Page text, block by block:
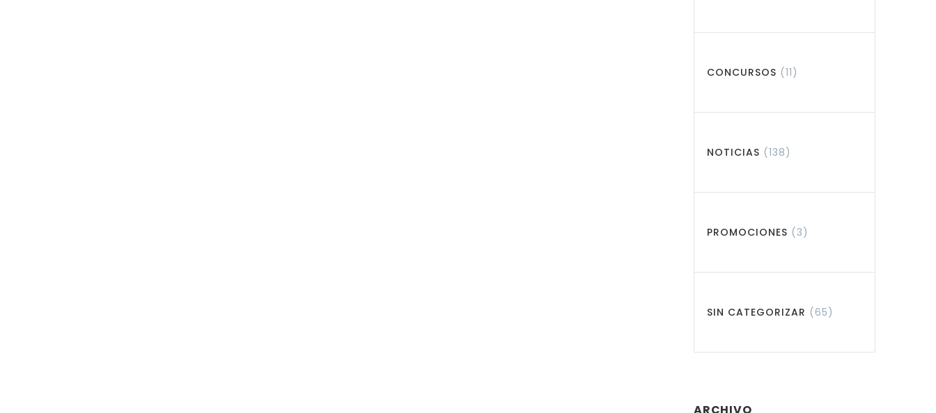
CONCURSOS (11)
NOTICIAS (138)
PROMOCIONES (3)
SIN CATEGORIZAR (65)